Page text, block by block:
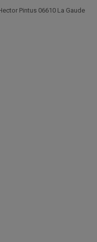
Pintus 06610 La Gaude